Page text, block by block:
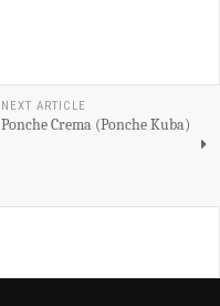
NEXT ARTICLE
Ponche Crema (Ponche Kuba)